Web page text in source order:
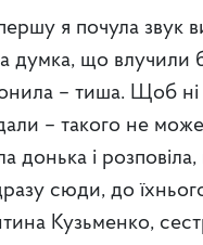
я почула звук
думка, що влучили
– тиша. Щоб ні
– такого не
донька і
сюди, до
Кузьменко,